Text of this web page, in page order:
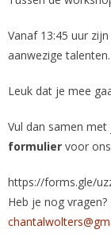
Vanaf 13:45 uur
aanwezige talenten.
Leuk dat je mee
Vul dan samen
formulier voor
https://forms.gle/
Heb je nog